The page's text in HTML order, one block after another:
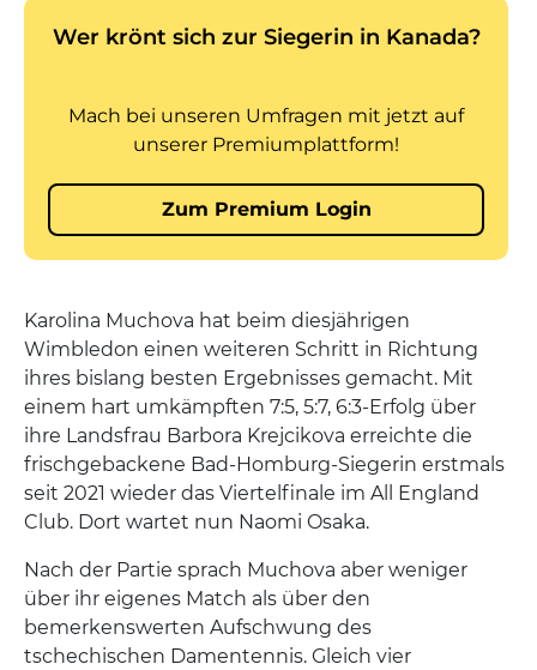
Karolina Muchova hat beim diesjährigen
Wimbledon einen weiteren Schritt in Richtung
ihres bislang besten Ergebnisses gemacht. Mit
einem hart umkämpften 7:5, 5:7, 6:3-Erfolg über
ihre Landsfrau Barbora Krejcikova erreichte die
frischgebackene Bad-Homburg-Siegerin erstmals
seit 2021 wieder das Viertelfinale im All England
Club. Dort wartet nun Naomi Osaka.
Nach der Partie sprach Muchova aber weniger
über ihr eigenes Match als über den
bemerkenswerten Aufschwung des
tschechischen Damentennis. Gleich vier